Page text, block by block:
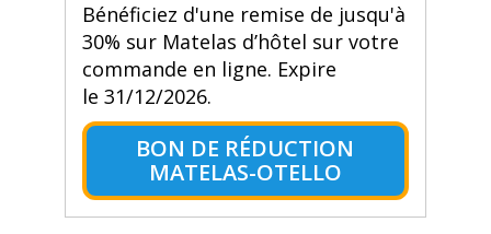
Bénéficiez d'une remise de jusqu'à
30% sur Matelas d’hôtel sur votre
commande en ligne. Expire
le 31/12/2026.
BON DE RÉDUCTION
MATELAS-OTELLO